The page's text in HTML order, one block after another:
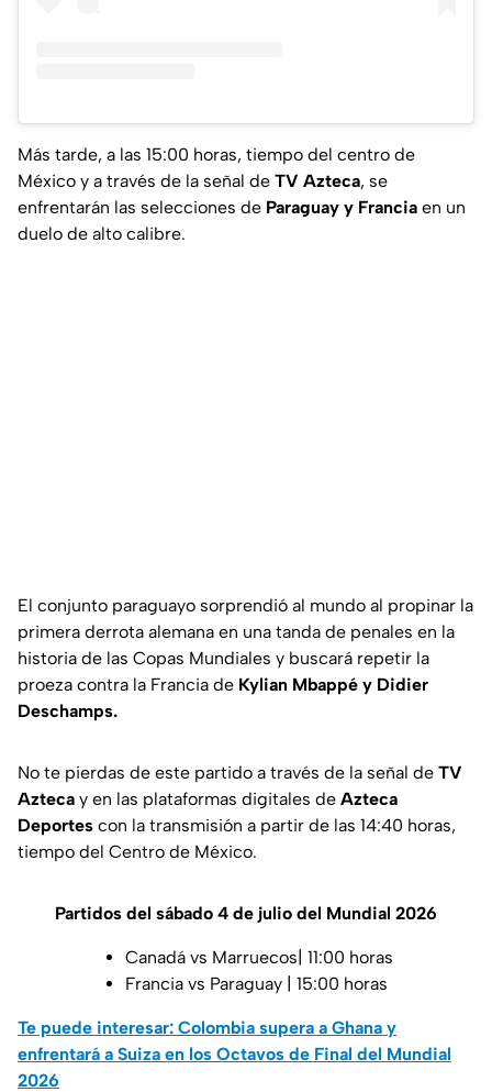
Más tarde, a las 15:00 horas, tiempo del centro de
México y a través de la señal de TV Azteca, se
enfrentarán las selecciones de Paraguay y Francia en un
duelo de alto calibre.
El conjunto paraguayo sorprendió al mundo al propinar la
primera derrota alemana en una tanda de penales en la
historia de las Copas Mundiales y buscará repetir la
proeza contra la Francia de Kylian Mbappé y Didier
Deschamps.
No te pierdas de este partido a través de la señal de TV
Azteca y en las plataformas digitales de Azteca
Deportes con la transmisión a partir de las 14:40 horas,
tiempo del Centro de México.
Partidos del sábado 4 de julio del Mundial 2026
Canadá vs Marruecos| 11:00 horas
Francia vs Paraguay | 15:00 horas
Te puede interesar: Colombia supera a Ghana y
enfrentará a Suiza en los Octavos de Final del Mundial
2026